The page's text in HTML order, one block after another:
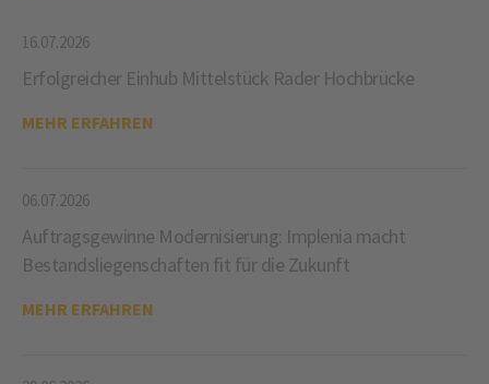
16.07.2026
Erfolgreicher Einhub Mittelstück Rader Hochbrücke
MEHR ERFAHREN
06.07.2026
Auftragsgewinne Modernisierung: Implenia macht
Bestandsliegenschaften fit für die Zukunft
MEHR ERFAHREN